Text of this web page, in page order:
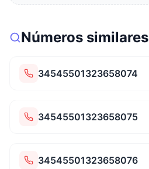
Números similares
34545501323658074
34545501323658075
34545501323658076